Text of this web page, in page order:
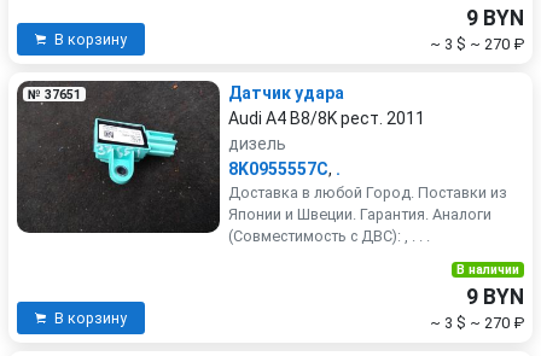
В корзину
9 BYN
~ 3 $ ~ 270 ₽
№ 37651
Датчик удара
Audi A4 B8/8K рест. 2011
дизель
8K0955557C, .
Доставка в любой Город. Поставки из
Японии и Швеции. Гарантия. Аналоги
(Совместимость с ДВС): , . . .
В корзину
В наличии
9 BYN
~ 3 $ ~ 270 ₽